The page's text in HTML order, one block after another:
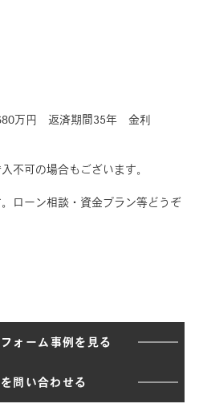
万円 返済期間35年 金利
不可の場合もございます。
。ローン相談・資金プラン等どうぞ
ォーム事例を見る
問い合わせる